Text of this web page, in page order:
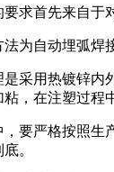
首先来自于对
自动埋弧焊接
用热镀锌内外
，在注塑过程
，要严格按照生
。